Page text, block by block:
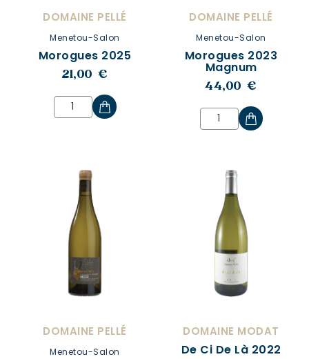
DOMAINE PELLÉ
Menetou-Salon
Morogues 2025
21,00 €
DOMAINE PELLÉ
Menetou-Salon
Morogues 2023
Magnum
44,00 €
DOMAINE PELLÉ
Menetou-Salon
DOMAINE MODAT
De Ci De Là 2022